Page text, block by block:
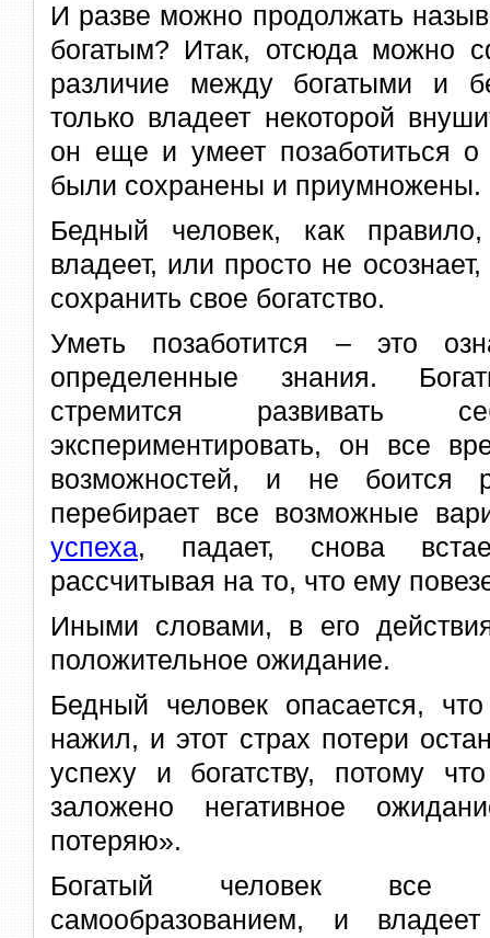
И разве можно продолжать
богатым? Итак, отсюда можно
различие между богатыми и
только владеет некоторой
он еще и умеет позаботиться
были сохранены и приумножены.
Бедный человек, как
владеет, или просто не
сохранить свое богатство.
Уметь позаботится – это
определенные знания.
стремится развивать
экспериментировать, он все
возможностей, и не боится
перебирает все возможные
успеха, падает, снова
рассчитывая на то, что ему
Иными словами, в его
положительное ожидание.
Бедный человек опасается,
нажил, и этот страх потери
успеху и богатству, потому
заложено негативное
потеряю».
Богатый человек все
самообразованием, и